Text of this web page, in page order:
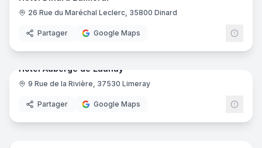
26 Rue du Maréchal Leclerc, 35800 Dinard
Partager Google Maps
29
Hotel Auberge de Launay
9 Rue de la Rivière, 37530 Limeray
Partager Google Maps
23